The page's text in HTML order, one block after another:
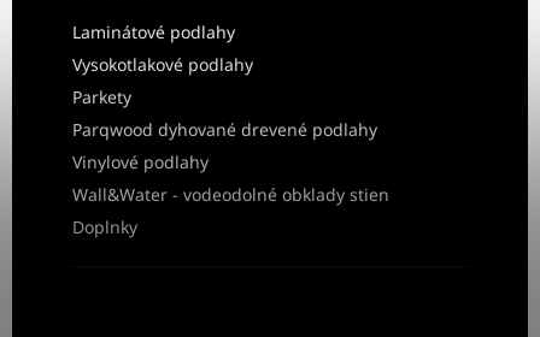
Laminátové podlahy
Vysokotlakové podlahy
Parkety
Parqwood dyhované drevené podlahy
Vinylové podlahy
Wall&Water - vodeodolné obklady stien
Doplnky